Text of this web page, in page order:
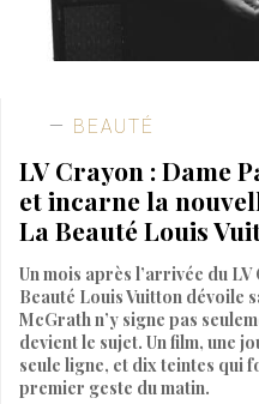
BEAUTÉ
LV Crayon : Dame
et incarne la
La Beauté Louis
Un mois après l’arrivée du
Beauté Louis Vuitton dévoile
McGrath n’y signe pas
devient le sujet. Un film, une
seule ligne, et dix teintes qui
premier geste du matin.